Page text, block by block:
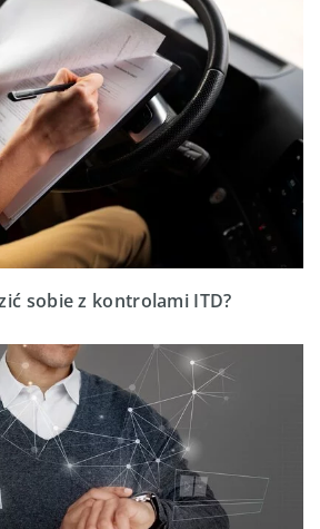
sobie z kontrolami ITD?